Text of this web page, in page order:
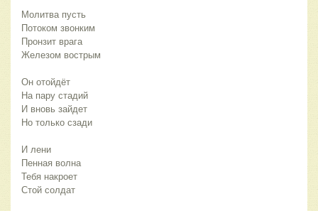
Молитва пусть
Потоком звонким
Пронзит врага
Железом вострым
Он отойдёт
На пару стадий
И вновь зайдет
Но только сзади
И лени
Пенная волна
Тебя накроет
Стой солдат